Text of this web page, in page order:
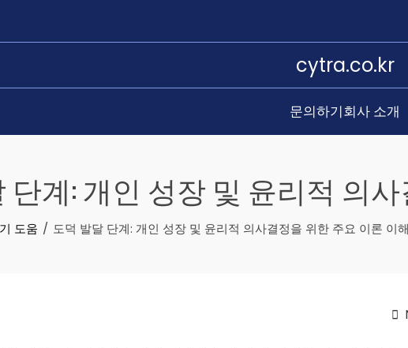
cytra.co.kr
문의하기회사 소개
단계: 개인 성장 및 윤리적 의
도움 도덕 발달 단계: 개인 성장 및 윤리적 의사결정을 위한 주요 이론 이해